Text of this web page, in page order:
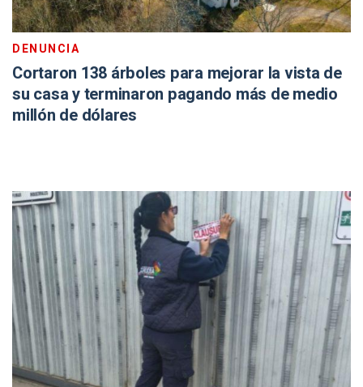
DENUNCIA
Cortaron 138 árboles para mejorar la vista de
su casa y terminaron pagando más de medio
millón de dólares